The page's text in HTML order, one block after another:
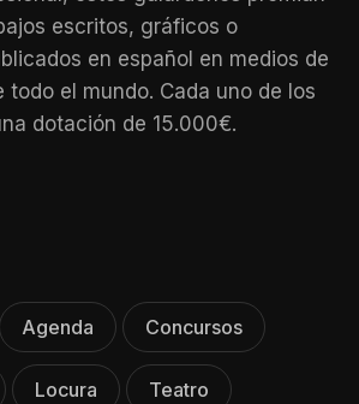
escritos, gráficos o
en español en medios de
todo el mundo. Cada uno de los
dotación de 15.000€.
Agenda Concursos
Locura Teatro